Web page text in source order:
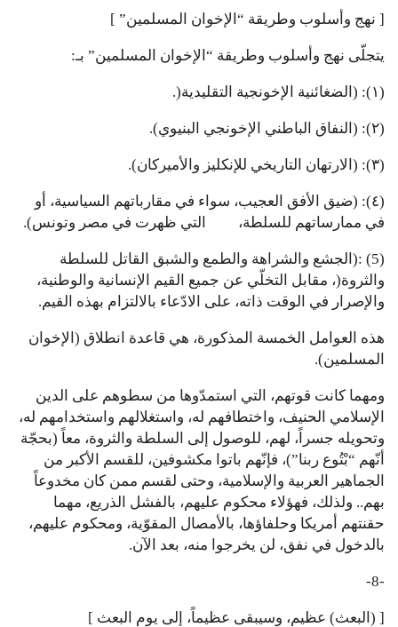
[ نهج وأسلوب وطريقة “الإخوان المسلمين” ]
يتجلّى نهج وأسلوب وطريقة “الإخوان المسلمين” بـ:
(١): (الضغائنية الإخونجية التقليدية(.
(٢): (النفاق الباطني الإخونجي البنيوي).
(٣): (الارتهان التاريخي للإنكليز والأميركان).
(٤): (ضيق الأفق العجيب، سواء في مقارباتهم السياسية، أو
في ممارساتهم للسلطة، التي ظهرت في مصر وتونس).
(5) :(الجشع والشراهة والطمع والشبق القاتل للسلطة
والثروة(، مقابل التخلّي عن جميع القيم الإنسانية والوطنية،
والإصرار في الوقت ذاته، على الادّعاء بالالتزام بهذه القيم.
هذه العوامل الخمسة المذكورة، هي قاعدة انطلاق (الإخوان
المسلمين).
ومهما كانت قوتهم، التي استمدّوها من سطوهم على الدين
الإسلامي الحنيف، واختطافهم له، واستغلالهم واستخدامهم له،
وتحويله جسراً، لهم، للوصول إلى السلطة والثروة، معاً (بحجّة
أنّهم “بْتُوع ربنا”)، فإنّهم باتوا مكشوفين، للقسم الأكبر من
الجماهير العربية والإسلامية، وحتى لقسم ممن كان مخدوعاً
بهم.. ولذلك، فهؤلاء محكوم عليهم، بالفشل الذريع، مهما
حقنتهم أمريكا وحلفاؤها، بالأمصال المقوّية، ومحكوم عليهم،
بالدخول في نفق، لن يخرجوا منه، بعد الآن.
-8-
[ (البعث) عظيم، وسيبقى عظيماً، إلى يوم البعث ]